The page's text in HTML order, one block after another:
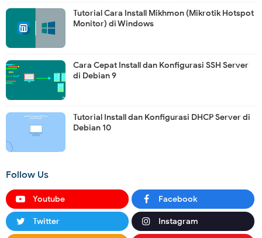
Tutorial Cara Install Mikhmon (Mikrotik Hotspot
Monitor) di Windows
Cara Cepat Install dan Konfigurasi SSH Server
di Debian 9
Tutorial Install dan Konfigurasi DHCP Server di
Debian 10
Follow Us
Youtube Facebook
Twitter Instagram